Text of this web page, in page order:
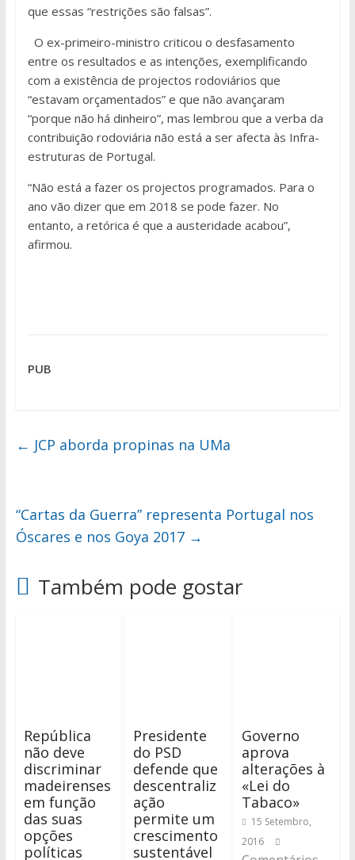
que essas “restrições são falsas”.
O ex-primeiro-ministro criticou o desfasamento
entre os resultados e as intenções, exemplificando
com a existência de projectos rodoviários que
“estavam orçamentados” e que não avançaram
“porque não há dinheiro”, mas lembrou que a verba da
contribuição rodoviária não está a ser afecta às Infra-
estruturas de Portugal.
“Não está a fazer os projectos programados. Para o
ano vão dizer que em 2018 se pode fazer. No
entanto, a retórica é que a austeridade acabou”,
afirmou.
PUB
← JCP aborda propinas na UMa
“Cartas da Guerra” representa Portugal nos
Óscares e nos Goya 2017 →
Também pode gostar
República
não deve
discriminar
madeirenses
em função
das suas
opções
políticas
Presidente
do PSD
defende que
descentraliz
ação
permite um
crescimento
sustentável
Governo
aprova
alterações à
«Lei do
Tabaco»
15 Setembro,
2016